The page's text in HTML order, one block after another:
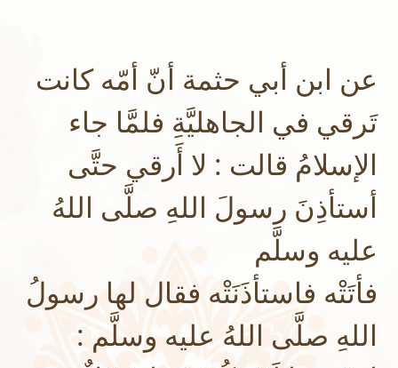
عن ابن أبي حثمة أنّ أمّه كانت
تَرقي في الجاهليَّةِ فلمَّا جاء
الإسلامُ قالت : لا أَرقي حتَّى
أستأذِنَ رسولَ اللهِ صلَّى اللهُ
عليه وسلَّم
فأتَتْه فاستأذَنَتْه فقال لها رسولُ
اللهِ صلَّى اللهُ عليه وسلَّم :